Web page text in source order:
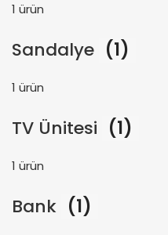
1 ürün
Sandalye (1)
1 ürün
TV Ünitesi (1)
1 ürün
Bank (1)